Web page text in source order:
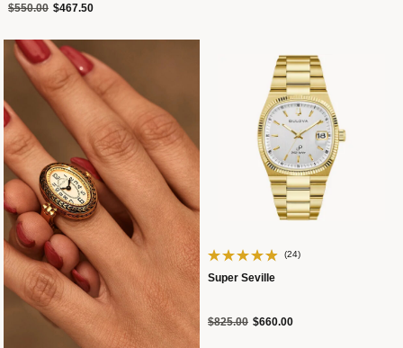
Precio reducido de
$550.00a$467.50
(24)
Super Seville
Precio reducido de
$825.00a$660.00